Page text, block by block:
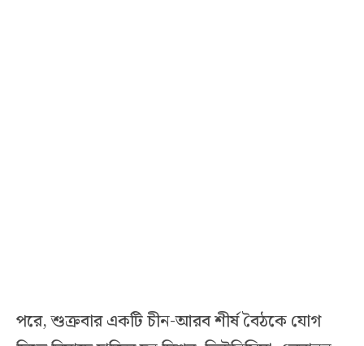
পরে, শুক্রবার একটি চীন-আরব শীর্ষ বৈঠকে যোগ